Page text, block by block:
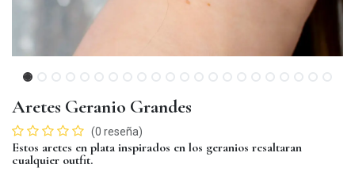
Aretes Geranio Grandes
(0 reseña)
Estos aretes en plata inspirados en los geranios resaltaran
cualquier outfit.